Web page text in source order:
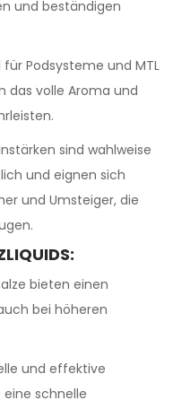
und beständigen
Podsysteme und MTL
volle Aroma und
sind wahlweise
und eignen sich
und Umsteiger, die
bieten einen
bei höheren
und effektive
schnelle